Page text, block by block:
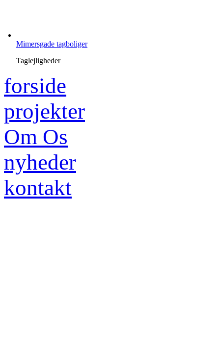
Mimersgade tagboliger
Taglejligheder
forside
projekter
Om Os
nyheder
kontakt